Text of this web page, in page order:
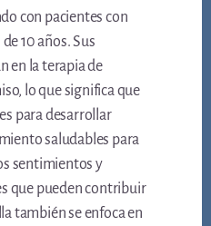
con pacientes con
10 años. Sus
en la terapia de
lo que significa que
para desarrollar
saludables para
sentimientos y
que pueden contribuir
también se enfoca en